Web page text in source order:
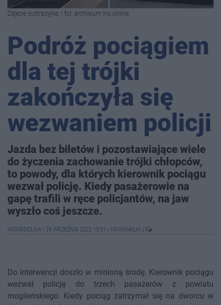
Zdjęcie ilustracyjne. | fot. archiwum Ino.online
Podróż pociągiem
dla tej trójki
zakończyła się
wezwaniem policji
Jazda bez biletów i pozostawiające wiele
do życzenia zachowanie trójki chłopców,
to powody, dla których kierownik pociągu
wezwał policję. Kiedy pasażerowie na
gapę trafili w ręce policjantów, na jaw
wyszło coś jeszcze.
INOWROCŁAW 29 WRZEŚNIA 2022 10:51 KRYMINAŁKI
Do interwencji doszło w minioną środę. Kierownik pociągu
wezwał policję do trzech pasażerów z powiatu
mogileńskiego. Kiedy pociąg zatrzymał się na dworcu w